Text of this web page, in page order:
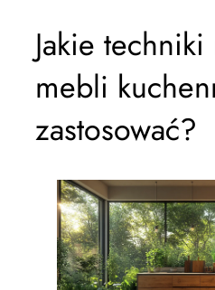
Jakie
mebli
zastosować?